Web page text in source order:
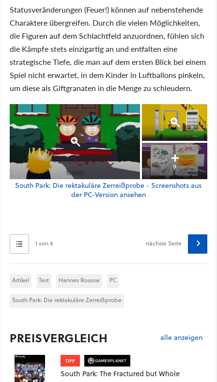
Statusveränderungen (Feuer!) können auf nebenstehende
Charaktere übergreifen. Durch die vielen Möglichkeiten,
die Figuren auf dem Schlachtfeld anzuordnen, fühlen sich
die Kämpfe stets einzigartig an und entfalten eine
strategische Tiefe, die man auf dem ersten Blick bei einem
Spiel nicht erwartet, in dem Kinder in Luftballons pinkeln,
um diese als Giftgranaten in die Menge zu schleudern.
9
South Park: Die rektakuläre Zerreißprobe - Screenshots aus
der PC-Version ansehen
1 von 4 nächste Seite
Artikel Test Hannes Rossow PC
South Park: Die rektakuläre Zerreißprobe
PREISVERGLEICH alle anzeigen
TIPP
South Park: The Fractured but Whole